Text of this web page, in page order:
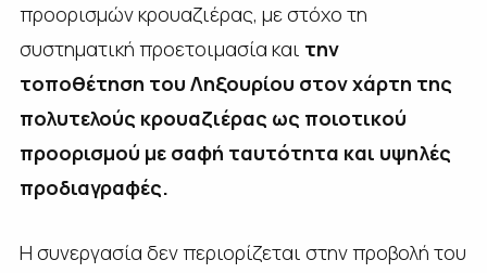
προορισμών κρουαζιέρας, με στόχο τη
συστηματική προετοιμασία και την
τοποθέτηση του Ληξουρίου στον χάρτη της
πολυτελούς κρουαζιέρας ως ποιοτικού
προορισμού με σαφή ταυτότητα και υψηλές
προδιαγραφές.
Η συνεργασία δεν περιορίζεται στην προβολή του